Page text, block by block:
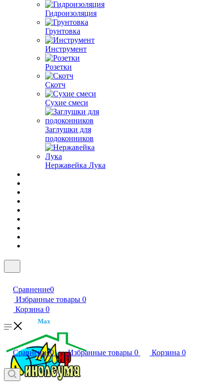
Гидроизоляция
Грунтовка
Инструмент
Розетки
Скотч
Сухие смеси
Заглушки для
подоконников
Нержавейка Лука
Сравнение0
Избранные товары 0
Корзина 0
Max
Сравнение0 Избранные товары 0 Корзина 0